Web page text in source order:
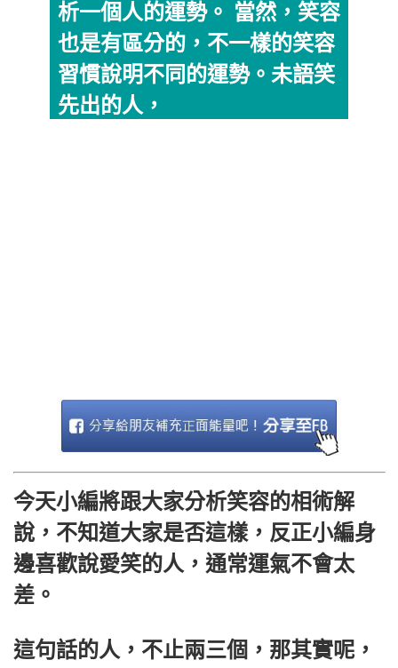
析一個人的運勢。 當然，笑容
也是有區分的，不一樣的笑容
習慣說明不同的運勢。未語笑
先出的人，
今天小編將跟大家分析笑容的相術解
說，不知道大家是否這樣，反正小編身
邊喜歡說愛笑的人，通常運氣不會太
差。
這句話的人，不止兩三個，那其實呢，